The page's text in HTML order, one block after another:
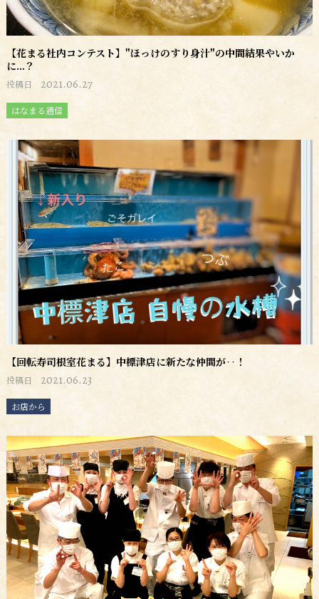
【花まる社内コンテスト】"ほっけのすり身汁"の中間結果やいか
に...？
投稿日 2021.06.27
はなまる通信
【回転寿司根室花まる】中標津店に新たな仲間が‥！
投稿日 2021.06.23
お店から